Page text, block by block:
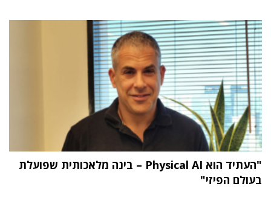
"העתיד הוא Physical AI – בינה מלאכותית שפועלת
בעולם הפיזי"